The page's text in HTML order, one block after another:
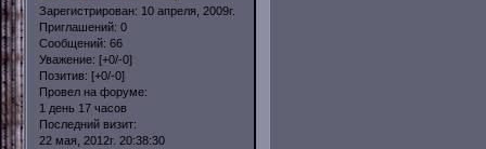
Зарегистрирован: 10 апреля, 2009г.
Приглашений: 0
Сообщений: 66
Уважение: [+0/-0]
Позитив: [+0/-0]
Провел на форуме:
1 день 17 часов
Последний визит:
22 мая, 2012г. 20:38:30